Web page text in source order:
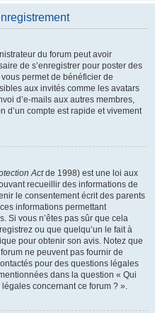
du forum peut avoir
de s’enregistrer pour poster des
permet de bénéficier de
aux invités comme les avatars
d’e-mails aux autres membres,
d’un compte est rapide et vivement
Actde 1998) est une loi aux
recueillir des informations de
le consentement écrit des parents
informations permettant
Si vous n’êtes pas sûr que cela
ou que quelqu’un le fait à
pour obtenir son avis. Notez que
ne peuvent pas fournir de
pour des questions légales
dans la question « Qui
concernant ce forum ? ».